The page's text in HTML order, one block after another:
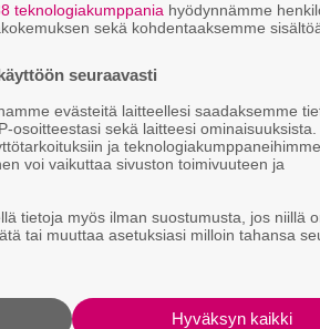
teknologiakumppania hyödynnämme
sekä kohdentaaksemme
seuraavasti
evästeitä laitteellesi saadaksemme
osoitteestasi sekä laitteesi
ja teknologiakumppaneihimme
voi vaikuttaa sivuston toimivuuteen ja
tietoja myös ilman suostumusta, jos niillä
tai muuttaa asetuksiasi milloin tahansa
Hyväksyn kaikki